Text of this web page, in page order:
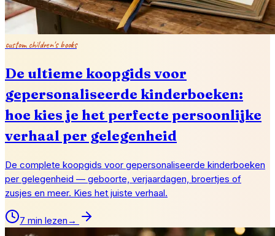
custom children's books
De ultieme koopgids voor
gepersonaliseerde kinderboeken:
hoe kies je het perfecte persoonlijke
verhaal per gelegenheid
De complete koopgids voor gepersonaliseerde kinderboeken
per gelegenheid — geboorte, verjaardagen, broertjes of
zusjes en meer. Kies het juiste verhaal.
7 min lezen →